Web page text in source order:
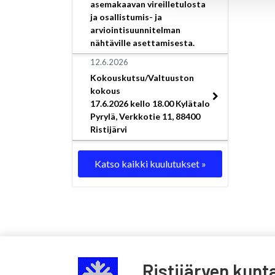
asemakaavan vireilletulosta
ja osallistumis- ja
arviointisuunnitelman
nähtäville asettamisesta.
12.6.2026
Kokouskutsu/Valtuuston
kokous
17.6.2026 kello 18.00 Kylätalo
Pyrylä, Verkkotie 11, 88400
Ristijärvi
Katso kaikki kuulutukset »